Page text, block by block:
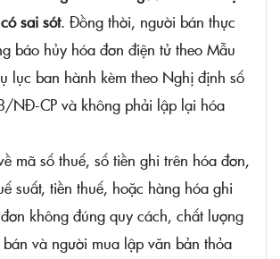
sai sót. Đồng thời, người bán thực
báo hủy hóa đơn điện tử theo Mẫu
lục ban hành kèm theo Nghị định số
NĐ-CP và không phải lập lại hóa
mã số thuế, số tiền ghi trên hóa đơn,
suất, tiền thuế, hoặc hàng hóa ghi
không đúng quy cách, chất lượng
và người mua lập văn bản thỏa